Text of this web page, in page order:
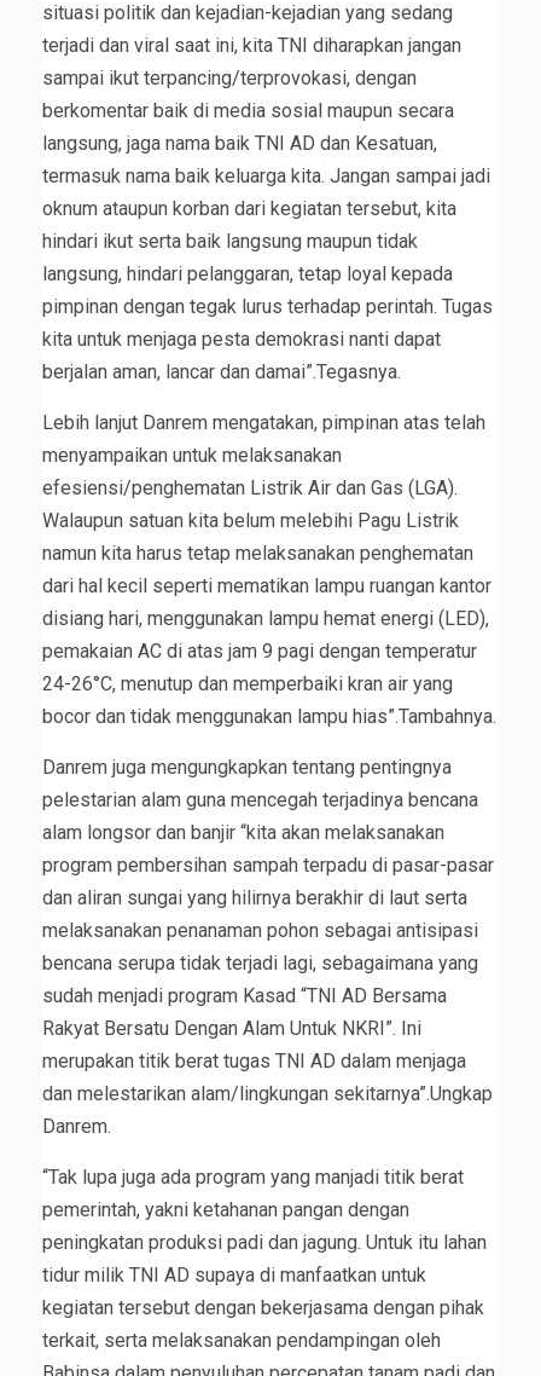
situasi politik dan kejadian-kejadian yang sedang
terjadi dan viral saat ini, kita TNI diharapkan jangan
sampai ikut terpancing/terprovokasi, dengan
berkomentar baik di media sosial maupun secara
langsung, jaga nama baik TNI AD dan Kesatuan,
termasuk nama baik keluarga kita. Jangan sampai jadi
oknum ataupun korban dari kegiatan tersebut, kita
hindari ikut serta baik langsung maupun tidak
langsung, hindari pelanggaran, tetap loyal kepada
pimpinan dengan tegak lurus terhadap perintah. Tugas
kita untuk menjaga pesta demokrasi nanti dapat
berjalan aman, lancar dan damai”.Tegasnya.
Lebih lanjut Danrem mengatakan, pimpinan atas telah
menyampaikan untuk melaksanakan
efesiensi/penghematan Listrik Air dan Gas (LGA).
Walaupun satuan kita belum melebihi Pagu Listrik
namun kita harus tetap melaksanakan penghematan
dari hal kecil seperti mematikan lampu ruangan kantor
disiang hari, menggunakan lampu hemat energi (LED),
pemakaian AC di atas jam 9 pagi dengan temperatur
24-26°C, menutup dan memperbaiki kran air yang
bocor dan tidak menggunakan lampu hias”.Tambahnya.
Danrem juga mengungkapkan tentang pentingnya
pelestarian alam guna mencegah terjadinya bencana
alam longsor dan banjir “kita akan melaksanakan
program pembersihan sampah terpadu di pasar-pasar
dan aliran sungai yang hilirnya berakhir di laut serta
melaksanakan penanaman pohon sebagai antisipasi
bencana serupa tidak terjadi lagi, sebagaimana yang
sudah menjadi program Kasad “TNI AD Bersama
Rakyat Bersatu Dengan Alam Untuk NKRI”. Ini
merupakan titik berat tugas TNI AD dalam menjaga
dan melestarikan alam/lingkungan sekitarnya”.Ungkap
Danrem.
“Tak lupa juga ada program yang manjadi titik berat
pemerintah, yakni ketahanan pangan dengan
peningkatan produksi padi dan jagung. Untuk itu lahan
tidur milik TNI AD supaya di manfaatkan untuk
kegiatan tersebut dengan bekerjasama dengan pihak
terkait, serta melaksanakan pendampingan oleh